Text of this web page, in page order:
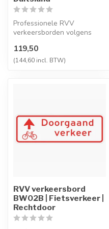
Professionele RVV
verkeersborden volgens
vervaardigd uit hoogwaa...
119,50
(144,60 incl. BTW)
RVV verkeersbord
BW02B | Fietsverkeer |
Rechtdoor